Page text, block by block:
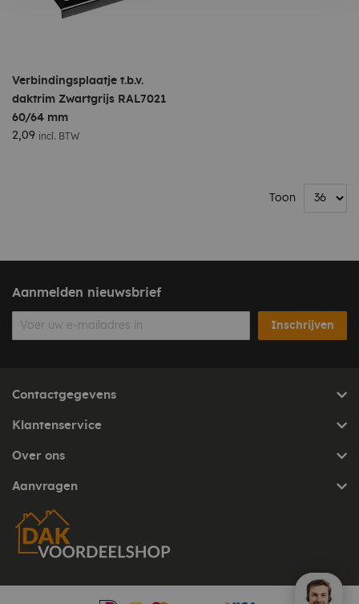
Verbindingsplaatje t.b.v.
daktrim Zwartgrijs RAL7021
60/64 mm
2,09 incl. BTW
Toon
Aanmelden nieuwsbrief
Inschrijven
Contactgegevens
Klantenservice
Over ons
Aanvragen